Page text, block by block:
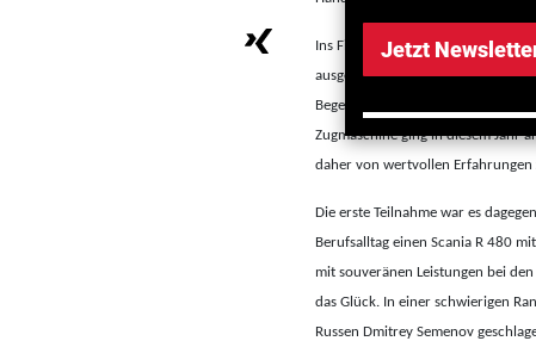
Jetzt
Ins Finale, dass am vergangenen
ausgetragen wurde, schafften es
Begehrter Siegerpreis: Nicht
Zugmaschine ging in diesem Jahr
daher von wertvollen Erfahrungen
Die erste Teilnahme war es
Berufsalltag einen Scania R 480
mit souveränen Leistungen bei
das Glück. In einer schwierigen
Russen Dmitrey Semenov